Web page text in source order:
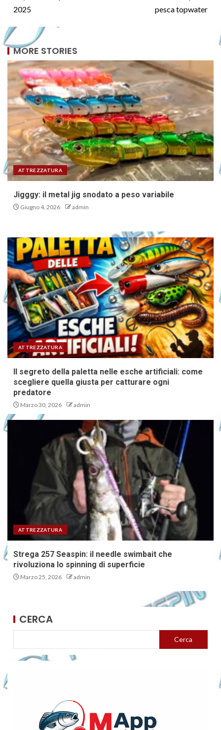
2025
pesca topwater
MORE STORIES
ATTREZZATURA
Jigggy: il metal jig snodato a peso variabile
Giugno 4, 2026 admin
ATTREZZATURA
Il segreto della paletta nelle esche artificiali: come
scegliere quella giusta per catturare ogni
predatore
Marzo 30, 2026 admin
ATTREZZATURA
Strega 257 Seaspin: il needle swimbait che
rivoluziona lo spinning di superficie
Marzo 25, 2026 admin
CERCA
Cerca